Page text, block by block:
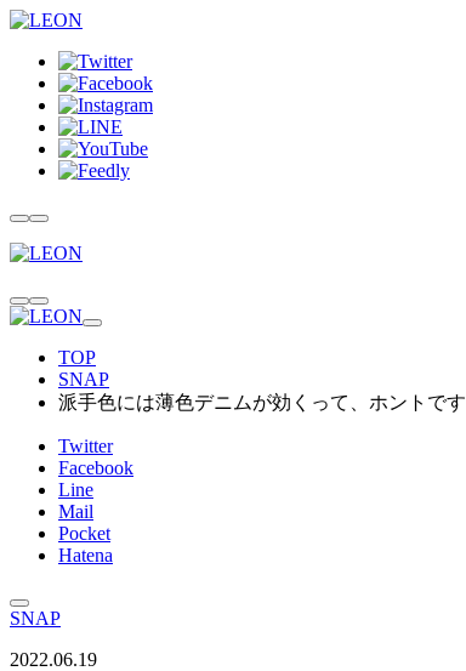
TOP
SNAP
派手色には薄色デニムが効くって、ホントです
Twitter
Facebook
Line
Mail
Pocket
Hatena
SNAP
2022.06.19